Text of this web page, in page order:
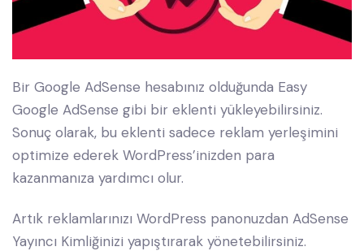
Bir Google AdSense hesabınız olduğunda Easy
Google AdSense gibi bir eklenti yükleyebilirsiniz.
Sonuç olarak, bu eklenti sadece reklam yerleşimini
optimize ederek WordPress’inizden para
kazanmanıza yardımcı olur.
Artık reklamlarınızı WordPress panonuzdan AdSense
Yayıncı Kimliğinizi yapıştırarak yönetebilirsiniz.